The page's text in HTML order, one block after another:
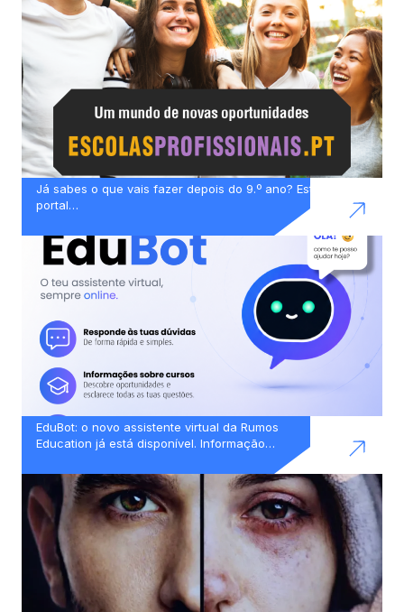
Já sabes o que vais fazer depois do 9.º ano? Este
portal…
EduBot: o novo assistente virtual da Rumos
Education já está disponível. Informação…